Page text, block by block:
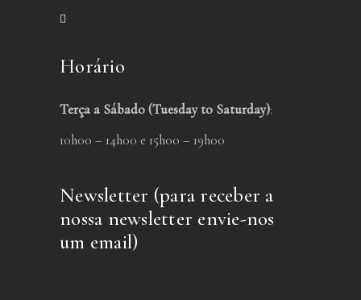
Horário
Terça a Sábado (Tuesday to Saturday):
10h00 – 14h00 e 15h00 – 19h00
Newsletter (para receber a
nossa newsletter envie-nos
um email)